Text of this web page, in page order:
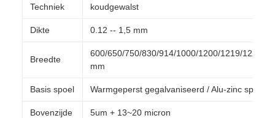
Techniek koudgewalst
Dikte 0.12 -- 1,5 mm
Breedte
600/650/750/830/914/1000/1200/1219/1220/
mm
Basis spoel Warmgeperst gegalvaniseerd / Alu-zinc spoelen
Bovenzijde 5um + 13~20 micron